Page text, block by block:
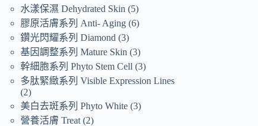
水漾保濕 Dehydrated Skin
5
膠原活膚系列 Anti- Aging 6
鑽光閃耀系列 Diamond 3
基因調整系列 Mature Skin 3
幹細胞系列 Phyto Stem Cell 3
多肽緊緻系列 Visible Expression Lines
2
美白去斑系列 Phyto White 3
營養活膚 Treat 2